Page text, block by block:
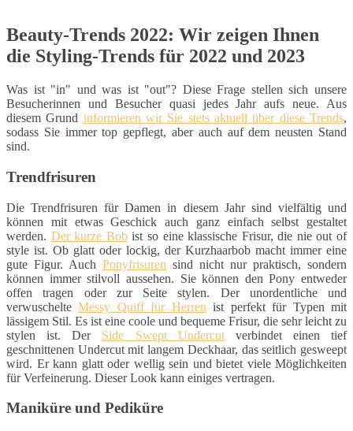
Beauty-Trends 2022: Wir zeigen Ihnen
die Styling-Trends für 2022 und 2023
Was ist "in" und was ist "out"? Diese Frage stellen sich unsere
Besucherinnen und Besucher quasi jedes Jahr aufs neue. Aus
diesem Grund informieren wir Sie stets aktuell über diese Trends,
sodass Sie immer top gepflegt, aber auch auf dem neusten Stand
sind.
Trendfrisuren
Die Trendfrisuren für Damen in diesem Jahr sind vielfältig und
können mit etwas Geschick auch ganz einfach selbst gestaltet
werden. Der kurze Bobist so eine klassische Frisur, die nie out of
style ist. Ob glatt oder lockig, der Kurzhaarbob macht immer eine
gute Figur. Auch Ponyfrisuren sind nicht nur praktisch, sondern
können immer stilvoll aussehen. Sie können den Pony entweder
offen tragen oder zur Seite stylen. Der unordentliche und
verwuschelteMessy Quiff für Herren ist perfekt für Typen mit
lässigem Stil. Es ist eine coole und bequeme Frisur, die sehr leicht zu
stylen ist. Der Side Swept Undercutverbindet einen tief
geschnittenen Undercut mit langem Deckhaar, das seitlich gesweept
wird. Er kann glatt oder wellig sein und bietet viele Möglichkeiten
für Verfeinerung. Dieser Look kann einiges vertragen.
Maniküre und Pediküre